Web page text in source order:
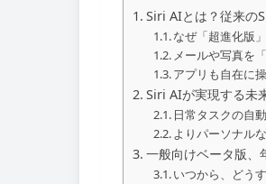
Siri AIとは？従来の
なぜ「超進化版
メールや写真を
アプリも自在に
Siri AIが実現する未
日常タスクの自
よりパーソナル
一般向けベータ版、
いつから、どう